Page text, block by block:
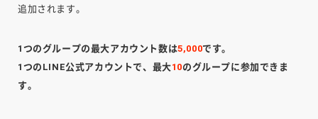
追加されます。
1つのグループの最大アカウント数は5,000です。
1つのLINE公式アカウントで、最大10のグループに参加できま
す。